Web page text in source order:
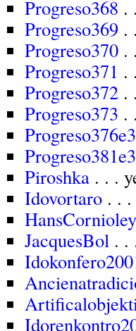
Progreso368 .
Progreso369.
Progreso370.
Progreso371 .
Progreso372.
Progreso373 .
Piroshka. . .
Idovortaro. . .
HansCornioley
JacquesBol. .